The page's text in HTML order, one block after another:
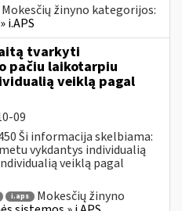
Mokesčių žinyno kategorijos:
i.APS
tvarkyti
pačiu laikotarpiu
veiklą pagal
09
Ši informacija skelbiama:
vykdantys individualią
veiklą pagal
i.aps
Mokesčių žinyno